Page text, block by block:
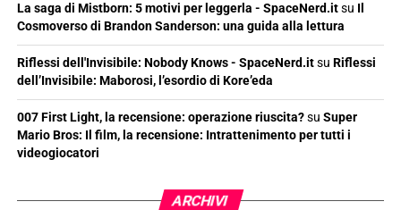
La saga di Mistborn: 5 motivi per leggerla - SpaceNerd.itsu Il
Cosmoverso di Brandon Sanderson: una guida alla lettura
Riflessi dell'Invisibile: Nobody Knows - SpaceNerd.itsu Riflessi
dell’Invisibile: Maborosi, l’esordio di Kore’eda
007 First Light, la recensione: operazione riuscita?su Super
Mario Bros: Il film, la recensione: Intrattenimento per tutti i
videogiocatori
ARCHIVI